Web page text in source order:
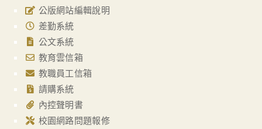
公版網站編輯說明
差勤系統
公文系統
教育雲信箱
教職員工信箱
請購系統
內控聲明書
校園網路問題報修